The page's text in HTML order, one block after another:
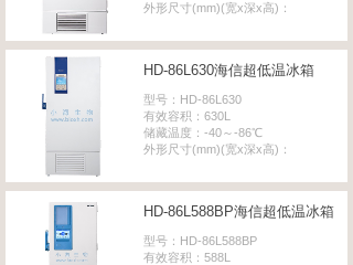
外形尺寸(mm)(宽x深x高)：
HD-86L630海信超低温冰箱
型号：HD-86L630
有效容积：630L
储藏温度：-40～-86℃
外形尺寸(mm)(宽x深x高)：
HD-86L588BP海信超低温冰箱
型号：HD-86L588BP
有效容积：588L